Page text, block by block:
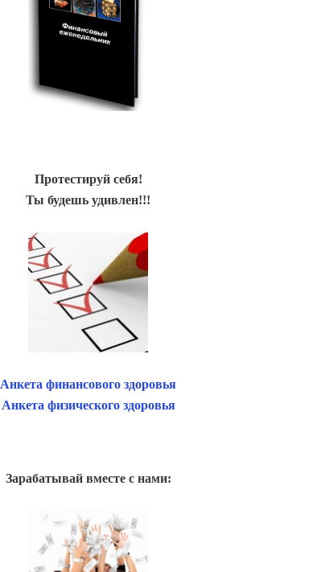
Протестируй себя!
Ты будешь удивлен!!!
Анкета финансового здоровья
Анкета физического здоровья
Зарабатывай вместе с нами: